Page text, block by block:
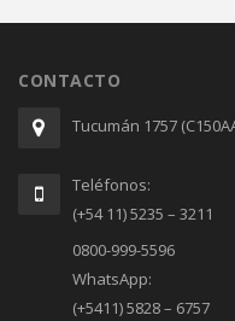
CONTACTO
Tucumán 1757
Teléfonos:
(+54 11) 5235 – 3211
0800-999-5596
WhatsApp:
(+5411) 5828 – 6757